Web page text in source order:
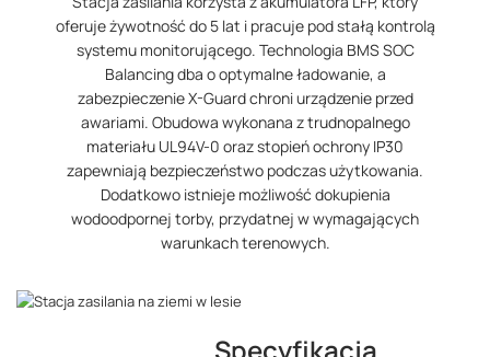
oferuje żywotność do 5 lat i pracuje pod stałą kontrolą
systemu monitorującego. Technologia BMS SOC
Balancing dba o optymalne ładowanie, a
zabezpieczenie X-Guard chroni urządzenie przed
awariami. Obudowa wykonana z trudnopalnego
materiału UL94V-0 oraz stopień ochrony IP30
zapewniają bezpieczeństwo podczas użytkowania.
Dodatkowo istnieje możliwość dokupienia
wodoodpornej torby, przydatnej w wymagających
warunkach terenowych.
5 V ⎓ 2,4 A, 12 W na port, 24 W
9/12/15 V ⎓ 3 A, 20/28 V ⎓ 5 A,